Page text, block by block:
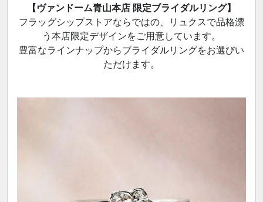
【ヴァンドーム青山本店 限定ブライダルリング】
フラッグシップストアならではの、リュクスで品格漂
う本店限定デザインをご用意しています。
豊富なラインナップからブライダルリングをお選びい
ただけます。